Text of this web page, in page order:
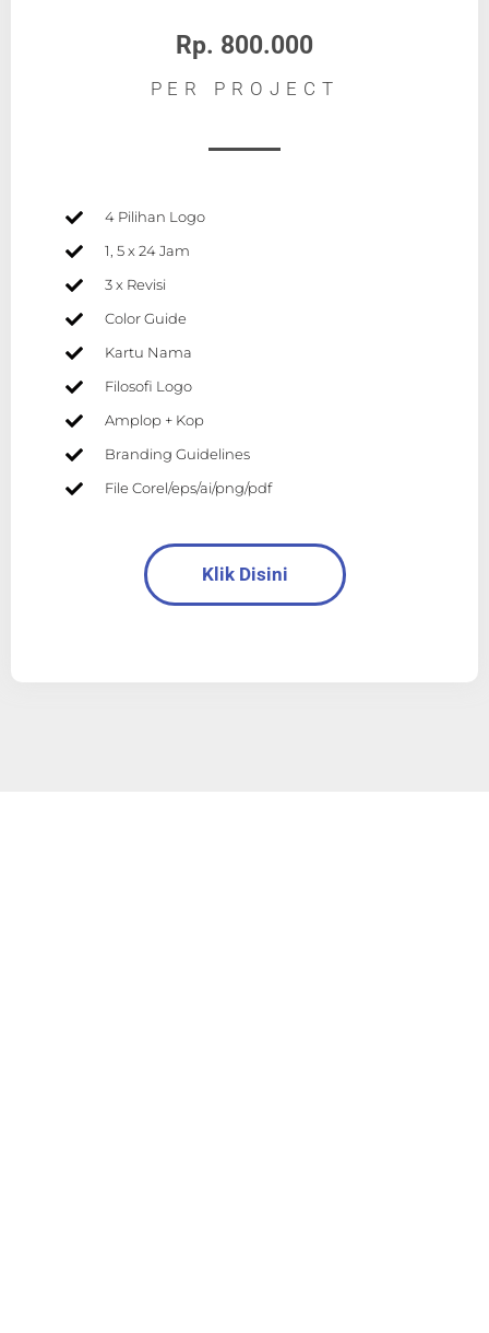
Rp. 800.000
PER PROJECT
4 Pilihan Logo
1, 5 x 24 Jam
3 x Revisi
Color Guide
Kartu Nama
Filosofi Logo
Amplop + Kop
Branding Guidelines
File Corel/eps/ai/png/pdf
Klik Disini